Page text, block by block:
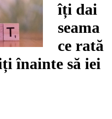
îți dai
seama
ce rată
înainte să iei